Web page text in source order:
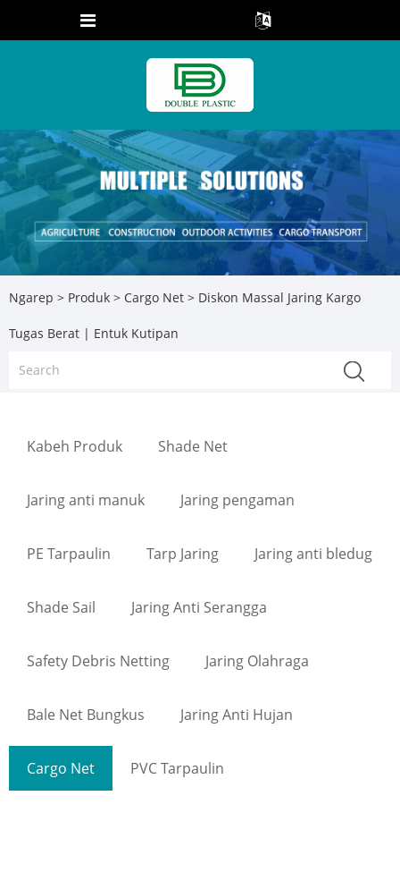
Ngarep > Produk > Cargo Net > Diskon Massal Jaring Kargo
Tugas Berat | Entuk Kutipan
Kabeh Produk Shade Net
Jaring anti manuk Jaring pengaman
PE Tarpaulin Tarp Jaring Jaring anti bledug
Shade Sail Jaring Anti Serangga
Safety Debris Netting Jaring Olahraga
Bale Net Bungkus Jaring Anti Hujan
Cargo Net PVC Tarpaulin